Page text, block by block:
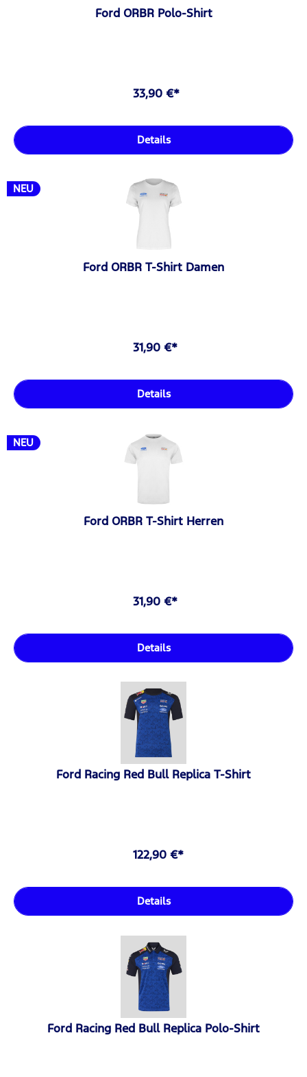
Ford ORBR Polo-Shirt
33,90 €*
Details
NEU
Ford ORBR T-Shirt Damen
31,90 €*
Details
NEU
Ford ORBR T-Shirt Herren
31,90 €*
Details
Ford Racing Red Bull Replica T-Shirt
122,90 €*
Details
Ford Racing Red Bull Replica Polo-Shirt